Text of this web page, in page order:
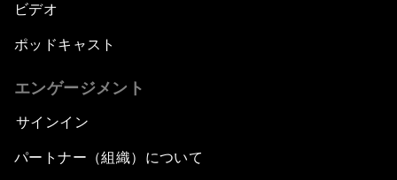
ビデオ
ポッドキャスト
エンゲージメント
サインイン
パートナー（組織）について